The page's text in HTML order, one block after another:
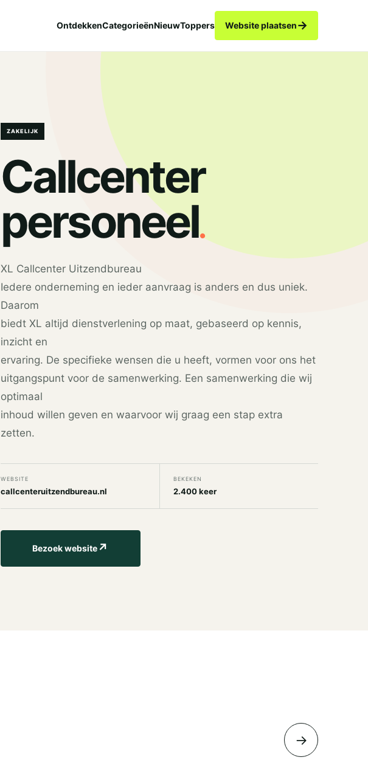
OntdekkenCategorieënNieuwToppers Website plaatsen→
ZAKELIJK
Callcenter
personeel.
XL Callcenter Uitzendbureau
Iedere onderneming en ieder aanvraag is anders en dus uniek.
Daarom
biedt XL altijd dienstverlening op maat, gebaseerd op kennis,
inzicht en
ervaring. De specifieke wensen die u heeft, vormen voor ons het
uitgangspunt voor de samenwerking. Een samenwerking die wij
optimaal
inhoud willen geven en waarvoor wij graag een stap extra
zetten.
WEBSITE
callcenteruitzendbureau.nl
BEKEKEN
2.400 keer
Bezoek website↗
→